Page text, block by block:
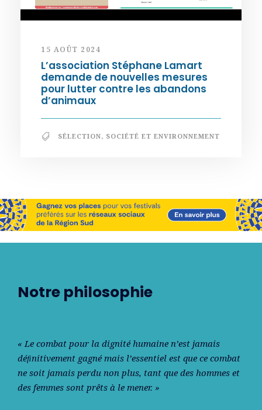
15 AOÛT 2024
L’association Stéphane Lamart
demande de nouvelles mesures
pour lutter contre les abandons
d’animaux
SÉLECTION, SOCIÉTÉ ET ENVIRONNEMENT
Notre philosophie
« Le combat pour la dignité humaine n’est jamais
déﬁnitivement gagné mais l’essentiel est que ce combat
ne soit jamais perdu non plus, tant que des hommes et
des femmes sont prêts à le mener. »